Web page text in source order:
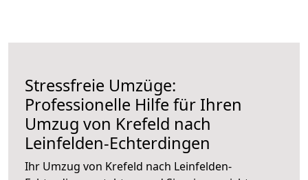
Stressfreie Umzüge:
Professionelle Hilfe für Ihren
Umzug von Krefeld nach
Leinfelden-Echterdingen
Ihr Umzug von Krefeld nach Leinfelden-